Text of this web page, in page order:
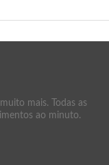
mais. Todas as
ao minuto.